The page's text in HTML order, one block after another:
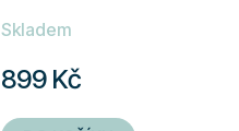
Skladem
899 Kč